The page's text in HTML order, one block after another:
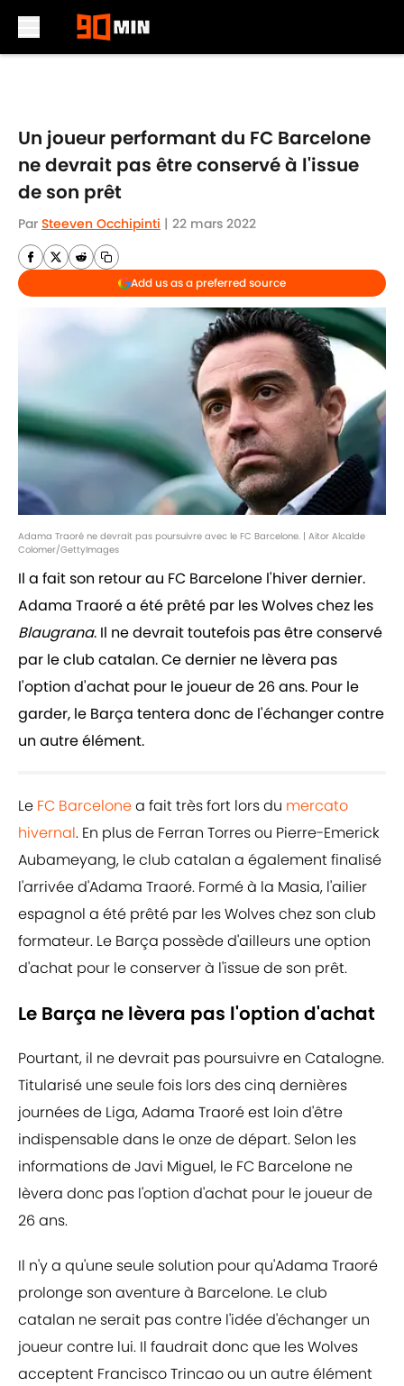
Un joueur performant du FC Barcelone
ne devrait pas être conservé à l'issue
de son prêt
Par Steeven Occhipinti | 22 mars 2022
Add us as a preferred source
Adama Traoré ne devrait pas poursuivre avec le FC Barcelone. | Aitor Alcalde
Colomer/GettyImages
Il a fait son retour au FC Barcelone l'hiver dernier.
Adama Traoré a été prêté par les Wolves chez les
Blaugrana. Il ne devrait toutefois pas être conservé
par le club catalan. Ce dernier ne lèvera pas
l'option d'achat pour le joueur de 26 ans. Pour le
garder, le Barça tentera donc de l'échanger contre
un autre élément.
Le FC Barcelonea fait très fort lors du mercato
hivernal. En plus de Ferran Torres ou Pierre-Emerick
Aubameyang, le club catalan a également finalisé
l'arrivée d'Adama Traoré. Formé à la Masia, l'ailier
espagnol a été prêté par les Wolves chez son club
formateur. Le Barça possède d'ailleurs une option
d'achat pour le conserver à l'issue de son prêt.
Le Barça ne lèvera pas l'option d'achat
Pourtant, il ne devrait pas poursuivre en Catalogne.
Titularisé une seule fois lors des cinq dernières
journées de Liga, Adama Traoré est loin d'être
indispensable dans le onze de départ. Selon les
informations de Javi Miguel, le FC Barcelone ne
lèvera donc pas l'option d'achat pour le joueur de
26 ans.
Il n'y a qu'une seule solution pour qu'Adama Traoré
prolonge son aventure à Barcelone. Le club
catalan ne serait pas contre l'idée d'échanger un
joueur contre lui. Il faudrait donc que les Wolves
acceptent Francisco Trincao ou un autre élément